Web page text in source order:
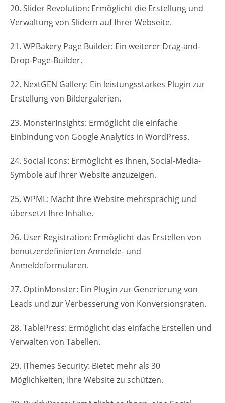
20. Slider Revolution: Ermöglicht die Erstellung und
Verwaltung von Slidern auf Ihrer Webseite.
21. WPBakery Page Builder: Ein weiterer Drag-and-
Drop-Page-Builder.
22. NextGEN Gallery: Ein leistungsstarkes Plugin zur
Erstellung von Bildergalerien.
23. MonsterInsights: Ermöglicht die einfache
Einbindung von Google Analytics in WordPress.
24. Social Icons: Ermöglicht es Ihnen, Social-Media-
Symbole auf Ihrer Website anzuzeigen.
25. WPML: Macht Ihre Website mehrsprachig und
übersetzt Ihre Inhalte.
26. User Registration: Ermöglicht das Erstellen von
benutzerdefinierten Anmelde- und
Anmeldeformularen.
27. OptinMonster: Ein Plugin zur Generierung von
Leads und zur Verbesserung von Konversionsraten.
28. TablePress: Ermöglicht das einfache Erstellen und
Verwalten von Tabellen.
29. iThemes Security: Bietet mehr als 30
Möglichkeiten, Ihre Website zu schützen.